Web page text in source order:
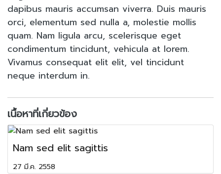
dapibus mauris accumsan viverra. Duis mauris
orci, elementum sed nulla a, molestie mollis
quam. Nam ligula arcu, scelerisque eget
condimentum tincidunt, vehicula at lorem.
Vivamus consequat elit elit, vel tincidunt
neque interdum in.
เนื้อหาที่เกี่ยวข้อง
Nam sed elit sagittis
27 มี.ค. 2558